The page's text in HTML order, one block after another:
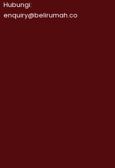
Hubungi:
enquiry@belirumah.co